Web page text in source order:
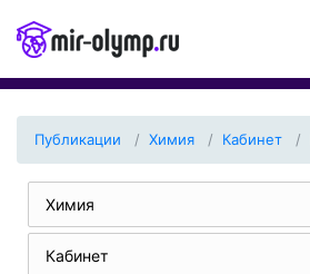
Публикации Химия Кабинет
Химия
Кабинет